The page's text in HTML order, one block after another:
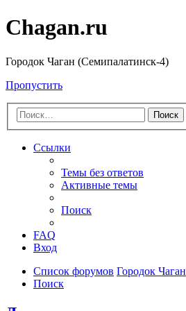
Chagan.ru
Городок Чаган (Семипалатинск-4)
Пропустить
Поиск
Ссылки
Темы без ответов
Активные темы
Поиск
FAQ
Вход
Список форумов Городок Чаган
Поиск